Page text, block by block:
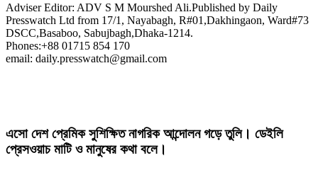
Adviser Editor: ADV S M Mourshed Ali.Published by Daily
Presswatch Ltd from 17/1, Nayabagh, R#01,Dakhingaon, Ward#73
DSCC,Basaboo, Sabujbagh,Dhaka-1214.
Phones:+88 01715 854 170
email: daily.presswatch@gmail.com
এসো দেশ প্রেমিক সুশিক্ষিত নাগরিক আন্দোলন গড়ে তুলি। ডেইলি
প্রেসওয়াচ মাটি ও মানুষের কথা বলে।